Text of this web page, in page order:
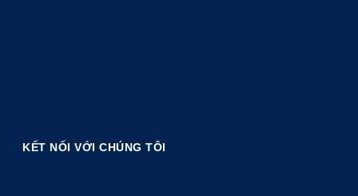
KẾT NỐI VỚI CHÚNG TÔI